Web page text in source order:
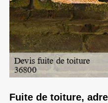
Fuite de toiture,